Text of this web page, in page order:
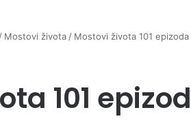
/ Mostovi života / Mostovi života 101 epizoda
101